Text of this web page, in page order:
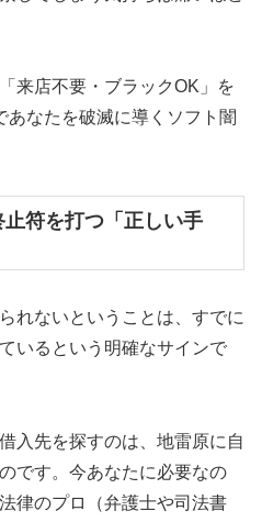
来店不要・ブラックOK」を
なたを破滅に導くソフト闇
符を打つ「正しい手
れないということは、すでに
いるという明確なサインで
入先を探すのは、地雷原に自
です。今あなたに必要なの
律のプロ（弁護士や司法書